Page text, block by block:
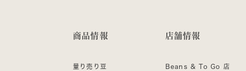
商品情報
量り売り豆
店舗情報
Beans & To Go 店